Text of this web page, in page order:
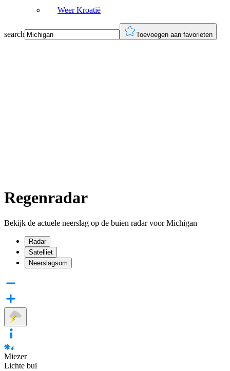
Weer Kroatië
search Toevoegen aan favorieten
Regenradar
Bekijk de actuele neerslag op de buien radar voor Michigan
Radar
Satelliet
Neerslagsom
Miezer
Lichte bui